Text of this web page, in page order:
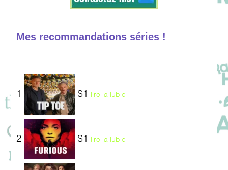
Mes recommandations séries !
1 S1 lire la lubie
2 S1 lire la lubie